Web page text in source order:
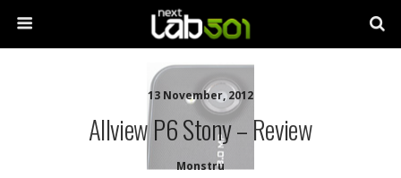
13 November, 2012
Allview P6 Stony – Review
Monstru